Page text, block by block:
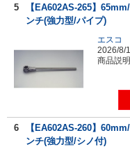
5
【EA602AS-265】
ンチ(強力型/パイプ)
エスコ
2026/8/
商品説明
6
【EA602AS-260】
ンチ(強力型/シノ付)